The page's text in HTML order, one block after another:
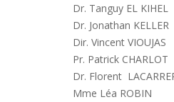
Dr. Tanguy EL KIHEL
Dr. Jonathan KELLER
Dir. Vincent VIOUJAS
Pr. Patrick CHARLOT
Dr. Florent
Mme Léa ROBIN